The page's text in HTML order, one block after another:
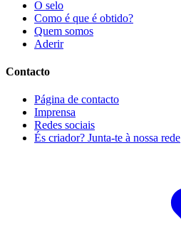
O selo
Como é que é obtido?
Quem somos
Aderir
Contacto
Página de contacto
Imprensa
Redes sociais
És criador? Junta-te à nossa rede